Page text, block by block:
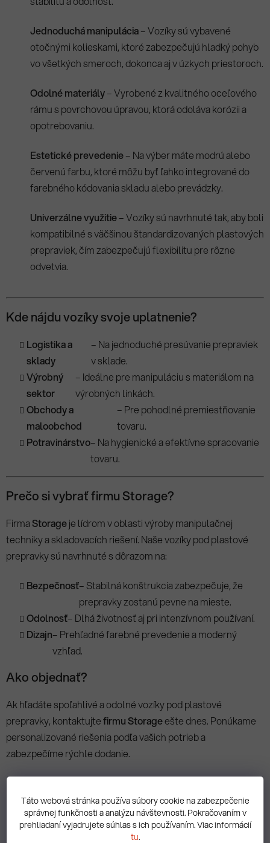
Táto webová stránka používa súbory cookie na zabezpečenie
správnej funkčnosti a analýzu návštevnosti. Pokračovaním v
prehliadaní vyjadrujete súhlas s ich používaním. Viac informácií
tu.
Jednoduchá manipulácia– Vozíky sú vybavené
otočnými kolieskami, ktoré zabezpečujú hladký pohyb
vo všetkých smeroch, dokonca aj v úzkych priestoroch.
Odolné materiály– Vyrobené z kvalitného oceľového
rámu s povrchovou úpravou, ktorá odoláva korózii a
opotrebovaniu.
Estetické prevedenie– Na výber máte modrú alebo
červenú farbu, ktoré môžu byť ľahko integrované do
farebného kódovania skladu alebo prevádzky.
Univerzálne využitie– Vozíky sú navrhnuté tak, aby boli
kompatibilné s väčšinou štandardizovaných plastových
prepraviek, čím zabezpečujú flexibilitu pre rôzne
odvetvia.
Kde nájdu vozíky svoje uplatnenie?
Logistika a
sklady
– Na jednoduché presúvanie prepraviek
v sklade.
Výrobný
sektor
– Ideálne pre manipuláciu s materiálom na
výrobných linkách.
Obchody a
maloobchod
– Pre pohodlné premiestňovanie
tovaru.
Potravinárstvo– Na hygienické a efektívne spracovanie
tovaru.
Prečo si vybrať firmu Storage?
FirmaStorageje lídrom v oblasti výroby manipulačnej
techniky a skladovacích riešení. Naše vozíky pod plastové
prepravky sú navrhnuté s dôrazom na:
Bezpečnosť– Stabilná konštrukcia zabezpečuje, že
prepravky zostanú pevne na mieste.
Odolnosť– Dlhá životnosť aj pri intenzívnom používaní.
Dizajn– Prehľadné farebné prevedenie a moderný
vzhľad.
Ako objednať?
Ak hľadáte spoľahlivé a odolné vozíky pod plastové
prepravky, kontaktujtefirmu Storageešte dnes. Ponúkame
personalizované riešenia podľa vašich potrieb a
zabezpečíme rýchle dodanie.